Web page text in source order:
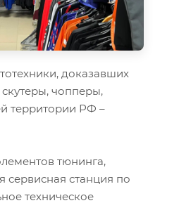
доказавших
чопперы,
территории РФ –
тюнинга,
сервисная станция по
техническое